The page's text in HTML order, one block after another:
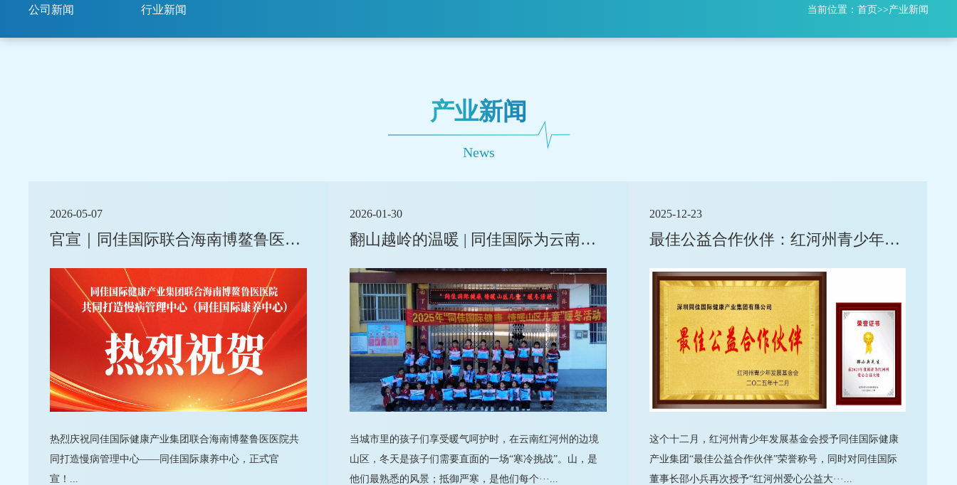
公司新闻 行业新闻 当前位置： 首页>>产业新闻
产业新闻
News
2026-05-07
官宣｜同佳国际联合海南博鳌鲁医医院 共同打造慢病管理中心（同佳国际康养中心）
热烈庆祝同佳国际健康产业集团联合海南博鳌鲁医医院共
同打造慢病管理中心——同佳国际康养中心，正式官
宣！...
2026-01-30
翻山越岭的温暖 | 同佳国际为云南山区孩子筑牢冬日暖防线
当城市里的孩子们享受暖气呵护时，在云南红河州的边境
山区，冬天是孩子们需要直面的一场“寒冷挑战”。山，是
他们最熟悉的风景；抵御严寒，是他们每个···...
2025-12-23
最佳公益合作伙伴：红河州青少年发展基金授予同佳国际的爱心勋章
这个十二月，红河州青少年发展基金会授予同佳国际健康
产业集团“最佳公益合作伙伴”荣誉称号，同时对同佳国际
董事长邵小兵再次授予“红河州爱心公益大···...